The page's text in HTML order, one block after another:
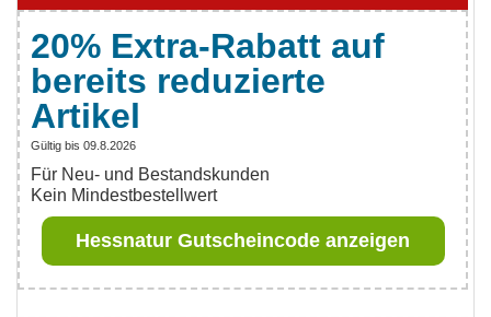
20% Extra-Rabatt auf
bereits reduzierte
Artikel
Gültig bis 09.8.2026
Für Neu- und Bestandskunden
Kein Mindestbestellwert
Hessnatur Gutscheincode anzeigen